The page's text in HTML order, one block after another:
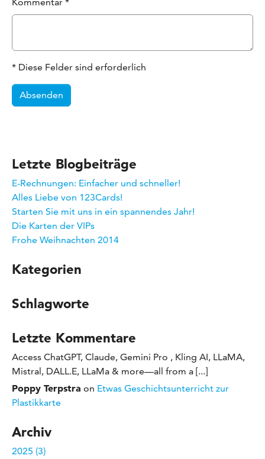
* Diese Felder sind erforderlich
Absenden
Letzte Blogbeiträge
E-Rechnungen: Einfacher und schneller!
Alles Liebe von 123Cards!
Starten Sie mit uns in ein spannendes Jahr!
Die Karten der VIPs
Frohe Weihnachten 2014
Kategorien
Schlagworte
Letzte Kommentare
Access ChatGPT, Claude, Gemini Pro , Kling AI, LLaMA,
Mistral, DALL.E, LLaMa & more—all from a [...]
Poppy Terpstra on Etwas Geschichtsunterricht zur
Plastikkarte
Archiv
2025 3